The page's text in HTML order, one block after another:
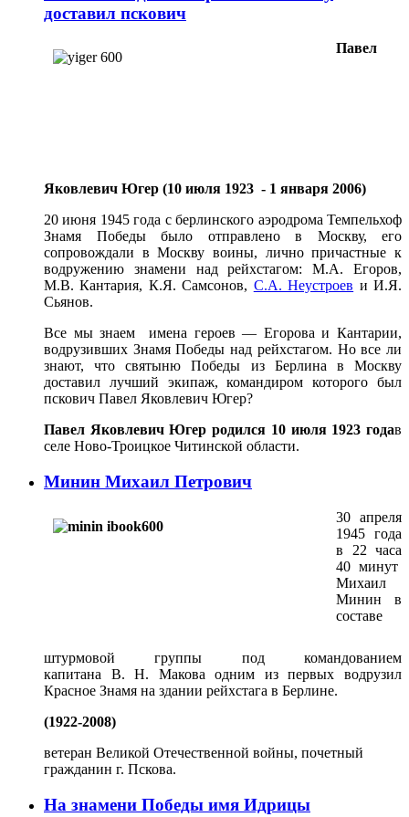
доставил пскович
Павел
Яковлевич Югер (10 июля 1923 - 1 января 2006)
20 июня 1945 года с берлинского аэродрома Темпельхоф
Знамя Победы было отправлено в Москву, его
сопровождали в Москву воины, лично причастные к
водружению знамени над рейхстагом: М.А. Егоров,
М.В. Кантария, К.Я. Самсонов, С.А. Неустроев и И.Я.
Сьянов.
Все мы знаем имена героев — Егорова и Кантарии,
водрузивших Знамя Победы над рейхстагом. Но все ли
знают, что святыню Победы из Берлина в Москву
доставил лучший экипаж, командиром которого был
пскович Павел Яковлевич Югер?
Павел Яковлевич Югер родился 10 июля 1923 годав
селе Ново-Троицкое Читинской области.
Минин Михаил Петрович
30 апреля
1945 года
в 22 часа
40 минут
Михаил
Минин в
составе
штурмовой группы под командованием
капитана В. Н. Макова одним из первых водрузил
Красное Знамя на здании рейхстага в Берлине.
(1922-2008)
ветеран Великой Отечественной войны, почетный
гражданин г. Пскова.
На знамени Победы имя Идрицы